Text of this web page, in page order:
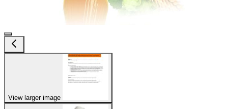
View larger image